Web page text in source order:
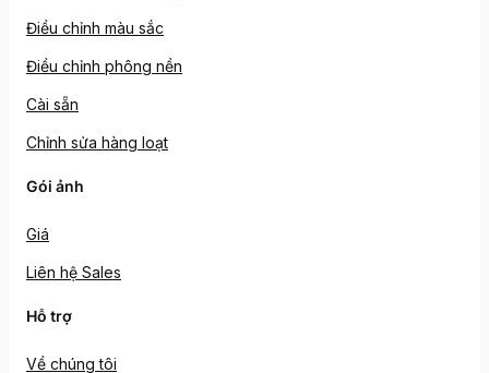
Điều chỉnh màu sắc
Điều chỉnh phông nền
Cài sẵn
Chỉnh sửa hàng loạt
Gói ảnh
Giá
Liên hệ Sales
Hỗ trợ
Về chúng tôi